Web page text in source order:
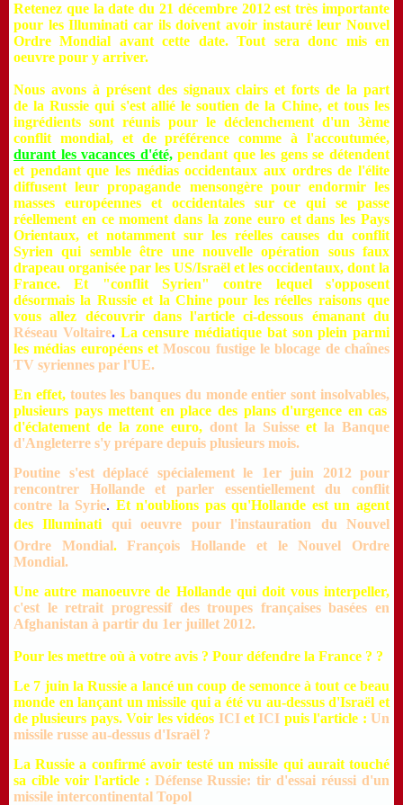
Retenez que la date du 21 décembre 2012 est très importante
pour les Illuminati car ils doivent avoir instauré leur Nouvel
Ordre Mondial avant cette date. Tout sera donc mis en
oeuvre pour y arriver.
Nous avons à présent des signaux clairs et forts de la part
de la Russie qui s'est allié le soutien de la Chine, et tous les
ingrédients sont réunis pour le déclenchement d'un 3ème
conflit mondial, et de préférence comme à l'accoutumée,
durant les vacances d'été, pendant que les gens se détendent
et pendant que les médias occidentaux aux ordres de l'élite
diffusent leur propagande mensongère pour endormir les
masses européennes et occidentales sur ce qui se passe
réellement en ce moment dans la zone euro et dans les Pays
Orientaux, et notamment sur les réelles causes du conflit
Syrien qui semble être une nouvelle opération sous faux
drapeau organisée par les US/Israël et les occidentaux, dont la
France. Et "conflit Syrien" contre lequel s'opposent
désormais la Russie et la Chine pour les réelles raisons que
vous allez découvrir dans l'article ci-dessous émanant du
Réseau Voltaire. La censure médiatique bat son plein parmi
les médias européens etMoscou fustige le blocage de chaînes
TV syriennes par l'UE.
En effet, toutes les banques du monde entier sont insolvables,
plusieurs pays mettent en place des plans d'urgence en cas
d'éclatement de la zone euro, dont la Suisseet la Banque
d'Angleterre s'y prépare depuis plusieurs mois.
Poutine s'est déplacé spécialement le 1er juin 2012 pour
rencontrer Hollande et parler essentiellement du conflit
contre la Syrie. Et n'oublions pas qu'Hollande est un agent
des Illuminati qui oeuvre pour l'instauration du Nouvel
Ordre Mondial.
François Hollande et le Nouvel Ordre
Mondial.
Une autre manoeuvre de Hollande qui doit vous interpeller,
c'est le retrait progressif des troupes françaises basées en
Afghanistan à partir du 1er juillet 2012.
Pour les mettre où à votre avis ? Pour défendre la France ? ?
Le 7 juin la Russie a lancé un coup de semonce à tout ce beau
monde en lançant un missile qui a été vu au-dessus d'Israël et
de plusieurs pays.Voir les vidéos ICIetICI puis l'article :Un
missile russe au-dessus d'Israël ?
La Russie a confirmé avoir testé un missile qui aurait touché
sa cible voir l'article : Défense Russie: tir d'essai réussi d'un
missile intercontinental Topol